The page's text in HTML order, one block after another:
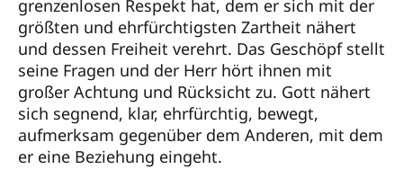
grenzenlosen Respekt hat, dem er sich mit der
größten und ehrfürchtigsten Zartheit nähert
und dessen Freiheit verehrt. Das Geschöpf stellt
seine Fragen und der Herr hört ihnen mit
großer Achtung und Rücksicht zu. Gott nähert
sich segnend, klar, ehrfürchtig, bewegt,
aufmerksam gegenüber dem Anderen, mit dem
er eine Beziehung eingeht.